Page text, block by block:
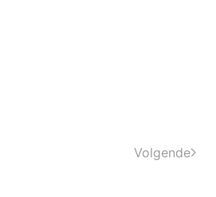
Volgende